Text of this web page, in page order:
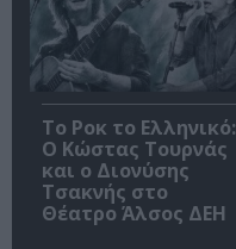
Το Ροκ το Ελληνικό:
Ο Κώστας Τουρνάς
και ο Διονύσης
Τσακνής στο
Θέατρο Άλσος ΔΕΗ